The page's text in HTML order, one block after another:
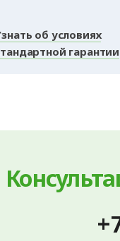
об условиях
гарантии